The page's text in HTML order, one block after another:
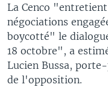
La Cenco
négociations
boycotté" le
18 octobre", a
Lucien Bussa,
de l'opposition.